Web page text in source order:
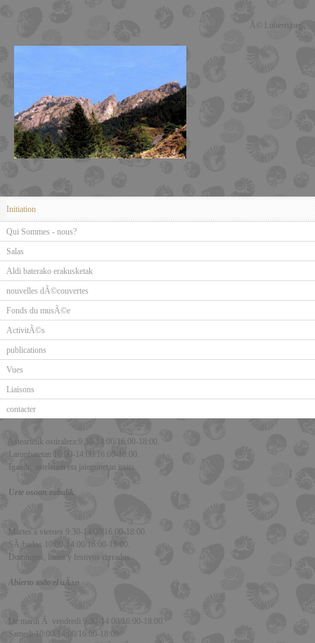
Â© Luberri.org
Initiation
Qui Sommes - nous?
Salas
Aldi baterako erakusketak
nouvelles dÃ©couvertes
Fonds du musÃ©e
ActivitÃ©s
publications
Vues
Liaisons
contacter
Asteartetik ostiralera:9:30-14:00/16:00-18:00.
Larunbatetan 10:00-14:00/16:00-18:00.
Igande, astelehen eta jaiegunetan itxita.
Urte osoan zabalik
Martes a viernes 9:30-14:00/16:00-18:00.
SÃ¡bados 10:00-14:00/16:00-18:00.
Domingos, lunes y festivos cerrados.
Abierto todo el aÃ±o
De mardi Ã vendredi 9:30-14:00/16:00-18:00.
Samedi 10:00-14:00/16:00-18:00.